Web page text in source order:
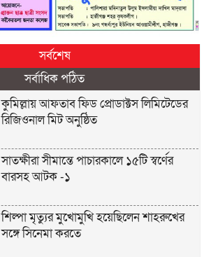
সর্বশেষ
সর্বাধিক পঠিত
কুমিল্লায় আফতাব ফিড প্রোডাক্টস লিমিটেডের
রিজিওনাল মিট অনুষ্ঠিত
সাতক্ষীরা সীমান্তে পাচারকালে ১৫টি স্বর্ণের
বারসহ আটক -১
শিল্পা মৃত্যুর মুখোমুখি হয়েছিলেন শাহরুখের
সঙ্গে সিনেমা করতে